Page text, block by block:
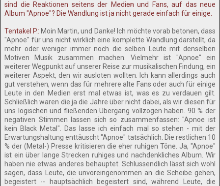
sind die Reaktionen seitens der Medien und Fans, auf das neue
Album "Apnoe"? Die Wandlung ist ja nicht gerade einfach für einige.
Tentakel P.: Moin Martin, und Danke! Ich möchte vorab betonen, dass
"Apnoe" für uns nicht wirklich eine komplette Wandlung darstellt, da
mehr oder weniger immer noch die selben Leute mit denselben
Motiven Musik zusammen machen. Vielmehr ist "Apnoe" ein
weiterer Wegpunkt auf unserer Reise zur musikalischen Findung, ein
weiterer Aspekt, den wir ausloten wollten. Ich kann allerdings auch
gut verstehen, wenn das für mehrere alte Fans oder auch für einige
Leute in den Medien erst mal etwas ist, was es zu verdauen gilt.
Schließlich waren die ja die Jahre über nicht dabei, als wir diesen für
uns logischen und fließenden Übergang vollzogen haben. 90 % der
negativen Stimmen lassen sich so zusammenfassen: "Apnoe ist
kein Black Metal". Das lasse ich einfach mal so stehen - mit der
Erwartungshaltung enttäuscht "Apnoe" tatsächlich. Die restlichen 10
% der (Metal-) Presse kritisieren die eher ruhigen Töne. Ja, "Apnoe"
ist ein über lange Strecken ruhiges und nachdenkliches Album. Wir
haben nie etwas anderes behauptet. Schlussendlich lässt sich wohl
sagen, dass Leute, die unvoreingenommen an die Scheibe gehen,
begeistert -- hauptsächlich begeistert sind, während Leute, die